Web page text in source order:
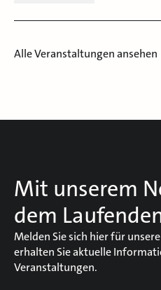
Alle Veranstaltungen ansehen
Mit unserem
dem
Melden Sie sich hier für
erhalten Sie aktuelle
Veranstaltungen.